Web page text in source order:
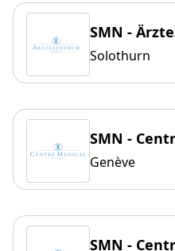
SMN -
Solothurn
SMN -
Genève
SMN -